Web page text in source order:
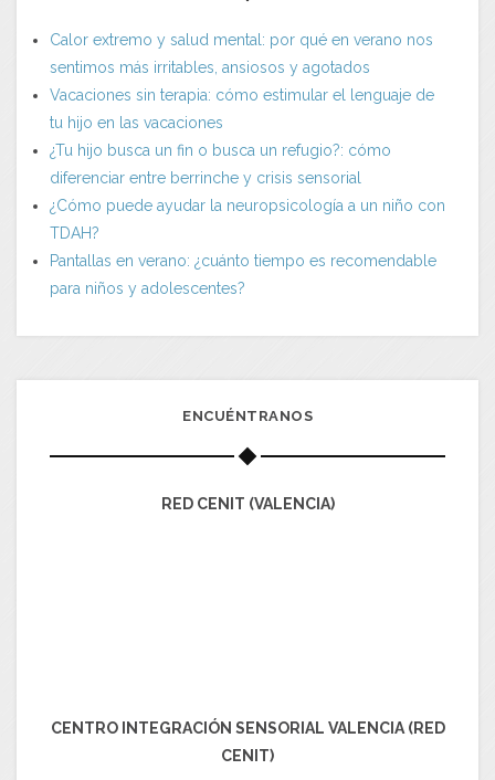
Calor extremo y salud mental: por qué en verano nos
sentimos más irritables, ansiosos y agotados
Vacaciones sin terapia: cómo estimular el lenguaje de
tu hijo en las vacaciones
¿Tu hijo busca un fin o busca un refugio?: cómo
diferenciar entre berrinche y crisis sensorial
¿Cómo puede ayudar la neuropsicología a un niño con
TDAH?
Pantallas en verano: ¿cuánto tiempo es recomendable
para niños y adolescentes?
ENCUÉNTRANOS
RED CENIT (VALENCIA)
CENTRO INTEGRACIÓN SENSORIAL VALENCIA (RED
CENIT)